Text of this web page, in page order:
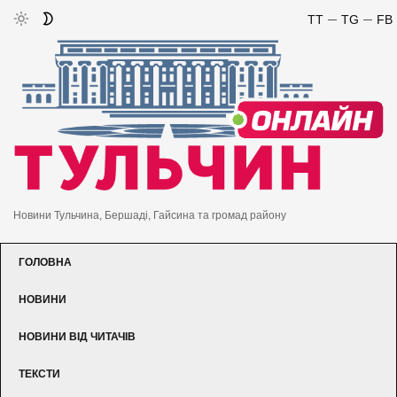
FB
TG
TT
Новини Тульчина, Бершаді, Гайсина та громад району
ГОЛОВНА
НОВИНИ
НОВИНИ ВІД ЧИТАЧІВ
ТЕКСТИ